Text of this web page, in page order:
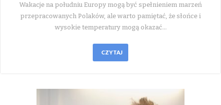
Wakacje na południu Europy mogą być spełnieniem marzeń
przepracowanych Polaków, ale warto pamiętać, że słońce i
wysokie temperatury mogą okazać…
CZYTAJ